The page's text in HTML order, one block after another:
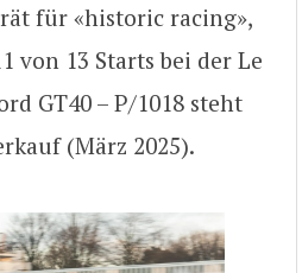
für «historic racing»,
von 13 Starts bei der Le
GT40 – P/1018 steht
(März 2025).